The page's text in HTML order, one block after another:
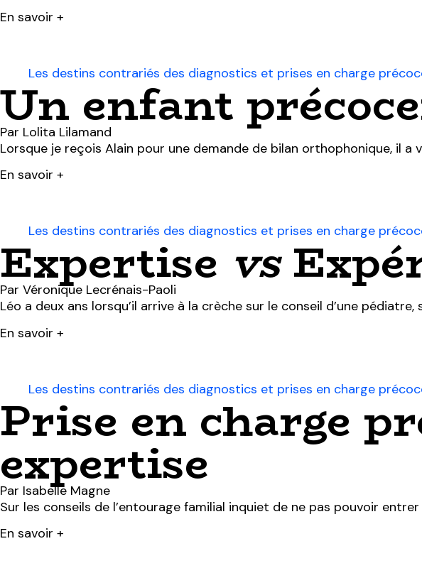
En savoir +
Les destins contrariés des diagnostics et prises en charge
Un enfant
Par Lolita Lilamand
Lorsque je reçois Alain pour une demande de bilan orthophonique, il
En savoir +
Les destins contrariés des diagnostics et prises en charge
Expertise vs
Par Véronique Lecrénais-Paoli
Léo a deux ans lorsqu’il arrive à la crèche sur le conseil d’une
En savoir +
Les destins contrariés des diagnostics et prises en charge
Prise en charge
expertise
Par Isabelle Magne
Sur les conseils de l’entourage familial inquiet de ne pas pouvoir
En savoir +